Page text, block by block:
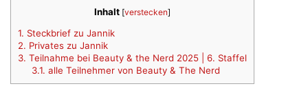
Inhalt [verstecken]
1. Steckbrief zu Jannik
2. Privates zu Jannik
3. Teilnahme bei Beauty & the Nerd 2025 | 6. Staffel
3.1. alle Teilnehmer von Beauty & The Nerd